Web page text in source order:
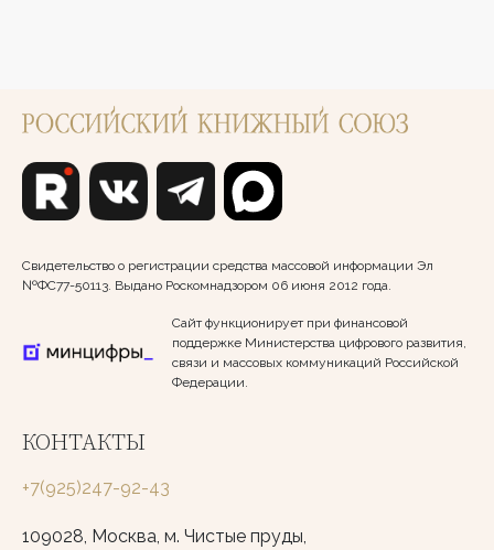
Свидетельство о регистрации средства массовой информации Эл
№ФС77-50113. Выдано Роскомнадзором 06 июня 2012 года.
Сайт функционирует при финансовой
поддержке Министерства цифрового развития,
связи и массовых коммуникаций Российской
Федерации.
КОНТАКТЫ
+7(925)247-92-43
109028, Москва, м. Чистые пруды,